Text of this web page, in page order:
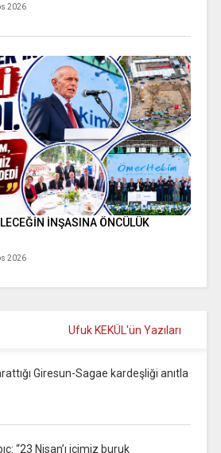
2026
İNŞASINA ÖNCÜLÜK
2026
Ufuk KEKÜL'ün Yazıları
Giresun-Sagae kardeşliği anıtla
“23 Nisan’ı içimiz buruk